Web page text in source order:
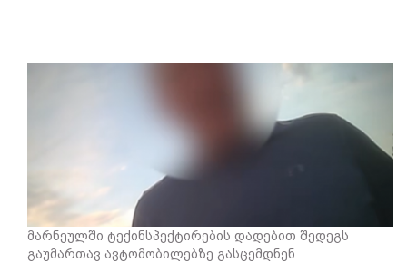
მარნეულში ტექინსპექტირების დადებით შედეგს
გაუმართავ ავტომობილებზე გასცემდნენ